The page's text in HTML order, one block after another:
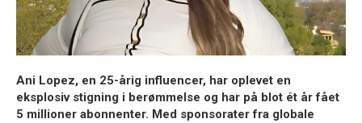
Ani Lopez, en 25-årig influencer, har oplevet en
eksplosiv stigning i berømmelse og har på blot ét år fået
5 millioner abonnenter. Med sponsorater fra globale